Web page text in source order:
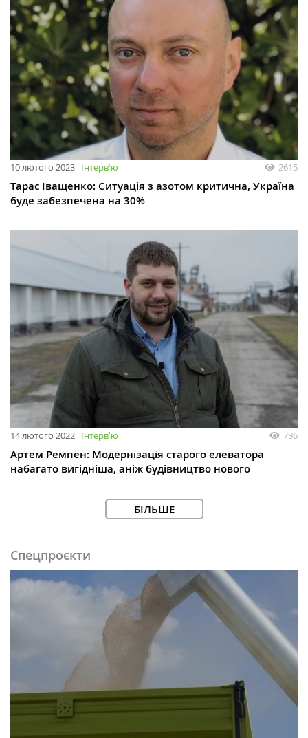
10 лютого 2023 Інтервʼю 2615
Тарас Іващенко: Ситуація з азотом критична, Україна
буде забезпечена на 30%
14 лютого 2022 Інтервʼю 796
Артем Ремпен: Модернізація старого елеватора
набагато вигідніша, аніж будівництво нового
БІЛЬШЕ
Спецпроєкти